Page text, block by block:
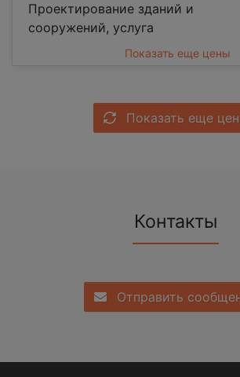
Проектирование зданий и
сооружений, услуга
Показать еще цены
Показать еще
Контакты
Отправить